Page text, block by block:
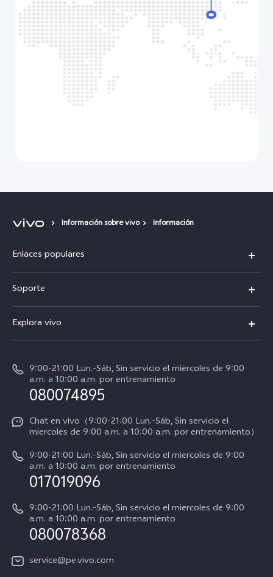
Información sobre vivo Información
Enlaces populares
V60 Lite 5G
Y39 5G
Soporte
Centro de servicio
Autenticación de IMEI
Consulta el Precio de los Repuestos
Manual del usuario
Progreso de la reparación
Instrucciones de la garantía de vivo
Declaración de privacidad de vivo
Explora vivo
La vida en vivo
Avisos legales
Acerca de nosotros
Sostenibilidad
Centro de privacidad de vivo
9:00-21:00 Lun.-Sáb, Sin servicio el miercoles de 9:00
a.m. a 10:00 a.m. por entrenamiento
080074895
Chat en vivo（9:00-21:00 Lun.-Sáb, Sin servicio el
miercoles de 9:00 a.m. a 10:00 a.m. por entrenamiento）
9:00-21:00 Lun.-Sáb, Sin servicio el miercoles de 9:00
a.m. a 10:00 a.m. por entrenamiento
017019096
9:00-21:00 Lun.-Sáb, Sin servicio el miercoles de 9:00
a.m. a 10:00 a.m. por entrenamiento
080078368
service@pe.vivo.com